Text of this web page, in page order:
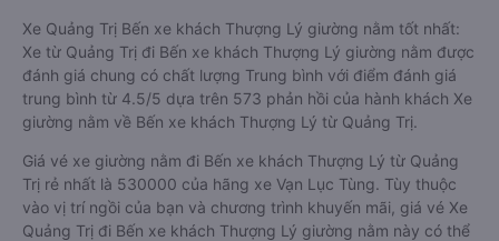
Xe Quảng Trị Bến xe khách Thượng Lý giường nằm tốt nhất:
Xe từ Quảng Trị đi Bến xe khách Thượng Lý giường nằm được
đánh giá chung có chất lượng Trung bình với điểm đánh giá
trung bình từ 4.5/5 dựa trên 573 phản hồi của hành khách Xe
giường nằm về Bến xe khách Thượng Lý từ Quảng Trị.
Giá vé xe giường nằm đi Bến xe khách Thượng Lý từ Quảng
Trị rẻ nhất là 530000 của hãng xe Vạn Lục Tùng. Tùy thuộc
vào vị trí ngồi của bạn và chương trình khuyến mãi, giá vé Xe
Quảng Trị đi Bến xe khách Thượng Lý giường nằm này có thể